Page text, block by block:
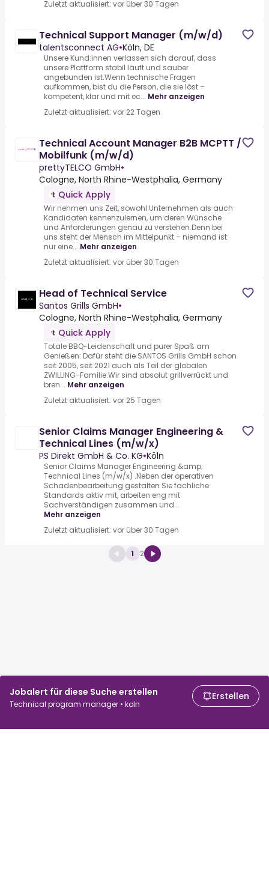
Jobalert für diese Suche erstellen
Technical program manager • koln
Erstellen
Zuletzt aktualisiert: vor über 30 Tagen
Technical Support Manager (m/w/d)
talentsconnect AG•Köln, DE
Unsere Kund:innen verlassen sich darauf, dass
unsere Plattform stabil läuft und sauber
angebunden ist.Wenn technische Fragen
aufkommen, bist du die Person, die sie löst –
kompetent, klar und mit ec... Mehr anzeigen
Zuletzt aktualisiert: vor 22 Tagen
Technical Account Manager B2B MCPTT /
Mobilfunk (m/w/d)
prettyTELCO GmbH•
Cologne, North Rhine-Westphalia, Germany
Quick Apply
Wir nehmen uns Zeit, sowohl Unternehmen als auch
Kandidaten kennenzulernen, um deren Wünsche
und Anforderungen genau zu verstehen.Denn bei
uns steht der Mensch im Mittelpunkt – niemand ist
nur eine... Mehr anzeigen
Zuletzt aktualisiert: vor über 30 Tagen
Head of Technical Service
Santos Grills GmbH•
Cologne, North Rhine-Westphalia, Germany
Quick Apply
Totale BBQ-Leidenschaft und purer Spaß am
Genießen: Dafür steht die SANTOS Grills GmbH schon
seit 2005, seit 2021 auch als Teil der globalen
ZWILLING-Familie.Wir sind absolut grillverrückt und
bren... Mehr anzeigen
Zuletzt aktualisiert: vor 25 Tagen
Senior Claims Manager Engineering &
Technical Lines (m/w/x)
PS Direkt GmbH & Co. KG•Köln
Senior Claims Manager Engineering &amp;
Technical Lines (m/w/x) .Neben der operativen
Schadenbearbeitung gestalten Sie fachliche
Standards aktiv mit, arbeiten eng mit
Sachverständigen zusammen und...
Mehr anzeigen
Zuletzt aktualisiert: vor über 30 Tagen
1 2